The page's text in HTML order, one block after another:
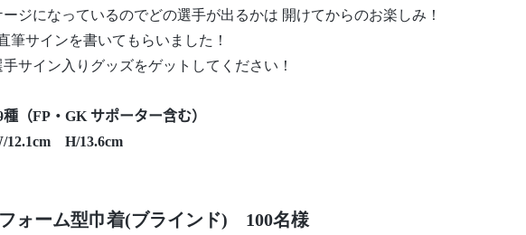
ジになっているのでどの選手が出るかは 開けてからのお楽しみ！
筆サインを書いてもらいました！
サイン入りグッズをゲットしてください！
FP・GK サポーター含む）
H/13.6cm
ォーム型巾着(ブラインド) 100名様